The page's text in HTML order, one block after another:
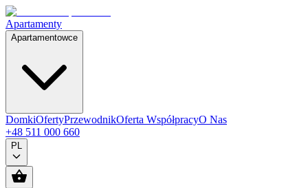
Apartamenty
Apartamentowce
DomkiOfertyPrzewodnikOferta WspółpracyO Nas
+48 511 000 660
PL